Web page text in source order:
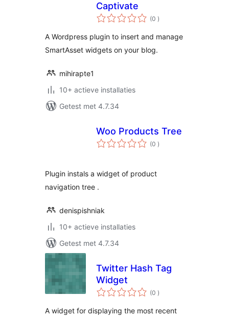
Captivate
(0 aantal
beoordelingen
)
A Wordpress plugin to insert and manage
SmartAsset widgets on your blog.
mihirapte1
10+ actieve installaties
Getest met 4.7.34
Woo Products Tree
(0 aantal
beoordelingen
)
Plugin instals a widget of product
navigation tree .
denispishniak
10+ actieve installaties
Getest met 4.7.34
Twitter Hash Tag
Widget
(0 aantal
beoordelingen
)
A widget for displaying the most recent